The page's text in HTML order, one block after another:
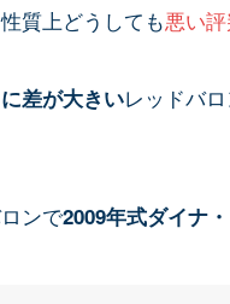
質上どうしても悪い
差が大きいレッドバ
ンで2009年式ダイナ